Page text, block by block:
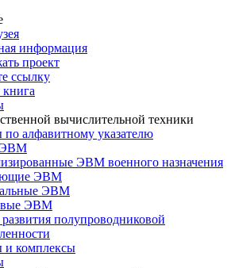
информация
проект
ссылку
книга
вычислительной техники
алфавитному указателю
ЭВМ
ЭВМ военного назначения
ЭВМ
ЭВМ
ЭВМ
полупроводниковой
и комплексы